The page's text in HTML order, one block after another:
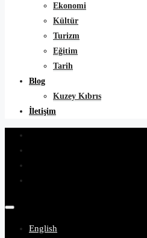
Ekonomi
Kültür
Turizm
Eğitim
Tarih
Blog
Kuzey Kıbrıs
İletişim
English